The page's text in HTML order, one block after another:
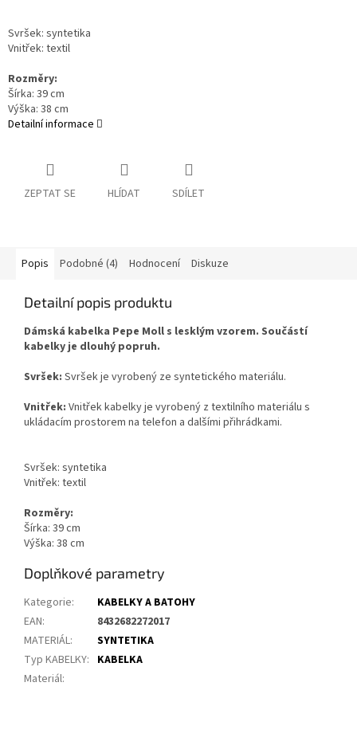
Svršek: syntetika
Vnitřek: textil
Rozměry:
Šírka: 39cm
Výška: 38 cm
Detailní informace
ZEPTAT SE HLÍDAT SDÍLET
Popis Podobné (4) Hodnocení Diskuze
Detailní popis produktu
Dámská kabelka Pepe Moll s lesklým vzorem. Součástí
kabelky je dlouhý popruh.
Svršek: Svršek je vyrobený ze syntetického materiálu.
Vnitřek: Vnitřek kabelky je vyrobený z textilního materiálu s
ukládacím prostorem na telefon a dalšími přihrádkami.
Svršek: syntetika
Vnitřek: textil
Rozměry:
Šírka: 39cm
Výška: 38 cm
Doplňkové parametry
Kategorie:
KABELKY A BATOHY
EAN:
8432682272017
MATERIÁL:
SYNTETIKA
Typ KABELKY: KABELKA
Materiál: